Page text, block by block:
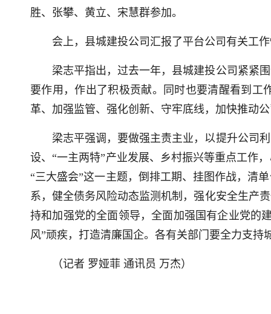
胜、张攀、黄立、宋慧群参加。
会上，县城建投公司汇报了平台公司有关工
梁志平指出，过去一年，县城建投公司紧紧
要作用，作出了积极贡献。同时也要清醒看到
革、加强监管、强化创新、守牢底线，加快推动
梁志平强调，要做强主责主业，以提升公司
设、“一主两特”产业发展、乡村振兴等重点工作
“三大盛会”这一主题，倒排工期、挂图作战，清
系，健全债务风险动态监测机制，强化安全生产
持和加强党的全面领导，全面加强国有企业党的
风”顽疾，打造清廉国企。各有关部门要全力支
（记者 罗娅菲 通讯员 万杰）